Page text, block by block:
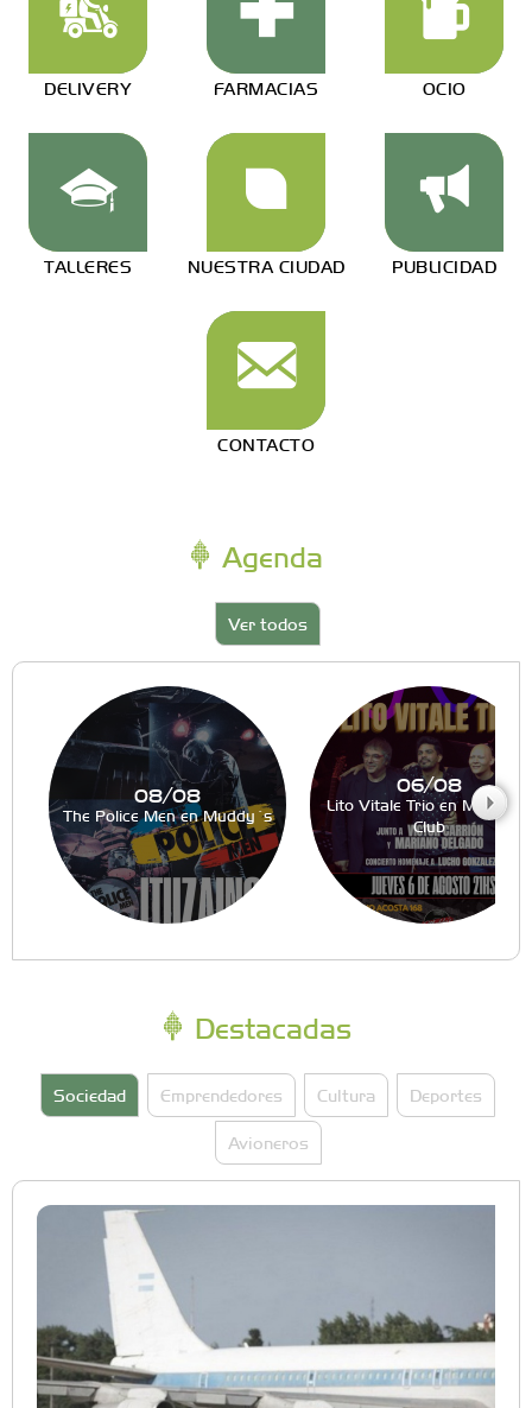
DELIVERY FARMACIAS OCIO
TALLERES NUESTRA CIUDAD PUBLICIDAD
CONTACTO
Agenda
Ver todos
08/08
The Police Men en Muddy´s
06/08
Lito Vitale Trio en Muddy´s
Club
Destacadas
Sociedad Emprendedores Cultura Deportes
Avioneros